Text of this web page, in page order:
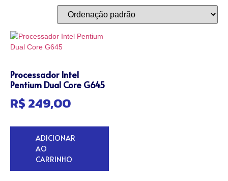
Processador Intel
Pentium Dual Core G645
R$249,00
ADICIONAR
AO
CARRINHO